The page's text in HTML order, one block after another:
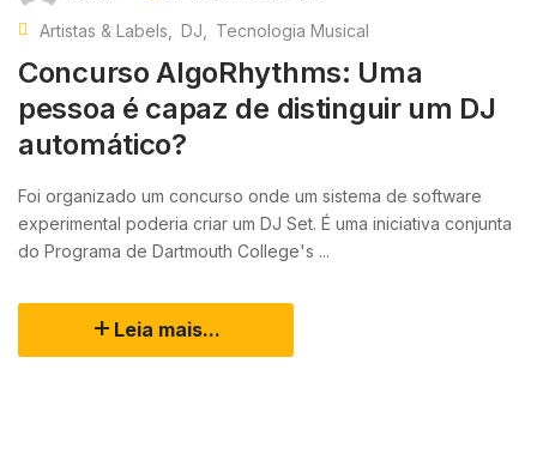
Artistas & Labels
DJ Tecnologia Musical
Concurso AlgoRhythms: Uma
pessoa é capaz de distinguir um DJ
automático?
Foi organizado um concurso onde um sistema de software
experimental poderia criar um DJ Set. É uma iniciativa conjunta
do Programa de Dartmouth College's ...
Leia mais...